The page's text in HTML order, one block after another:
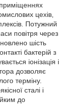
цехів,
Потужний
повітря через
шість
бактерій з
іонізація і
дозволяє
терміну.
сталі і
до